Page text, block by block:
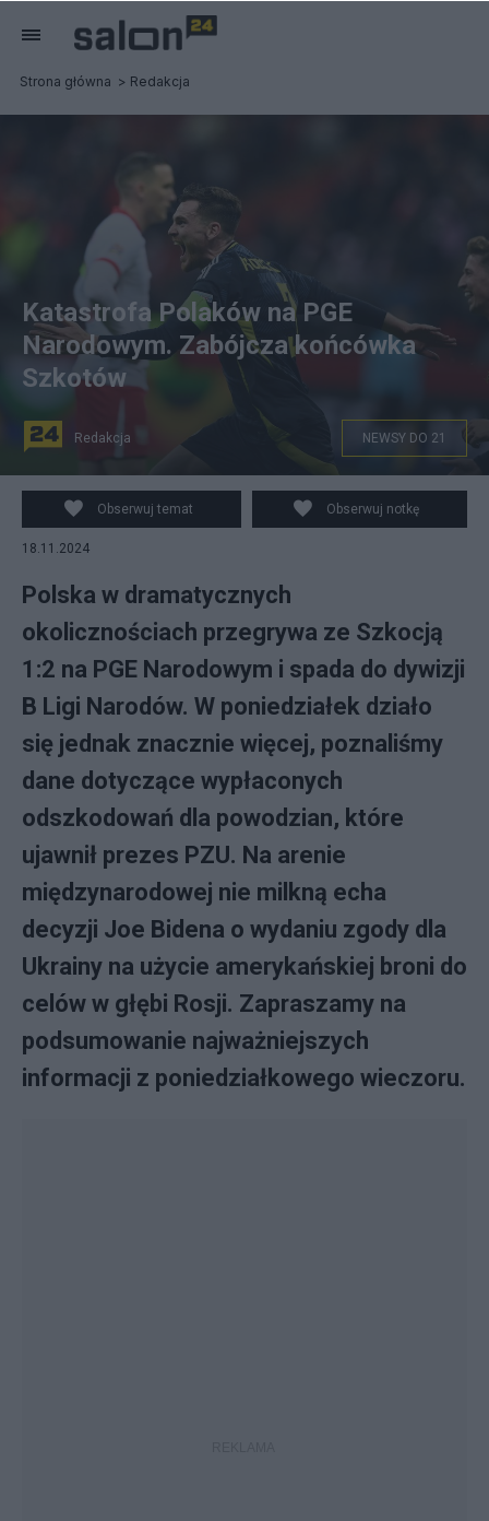
Strona główna Redakcja
Warszawa, 18.11.2024. Piłkarz reprezentacji Szkocji
Andy Robertson (L) cieszy się z gola podczas meczu
grupy A1 Ligi Narodów z Polską, 18 bm. w Warszawie.
(gj) PAP/Piotr Nowak
Katastrofa Polaków na PGE
Narodowym. Zabójcza końcówka
Szkotów
Redakcja NEWSY DO 21
Obserwuj temat Obserwuj notkę
18.11.2024
Polska w dramatycznych
okolicznościach przegrywa ze Szkocją
1:2 na PGE Narodowym i spada do dywizji
B Ligi Narodów. W poniedziałek działo
się jednak znacznie więcej, poznaliśmy
dane dotyczące wypłaconych
odszkodowań dla powodzian, które
ujawnił prezes PZU. Na arenie
międzynarodowej nie milkną echa
decyzji Joe Bidena o wydaniu zgody dla
Ukrainy na użycie amerykańskiej broni do
celów w głębi Rosji. Zapraszamy na
podsumowanie najważniejszych
informacji z poniedziałkowego wieczoru.